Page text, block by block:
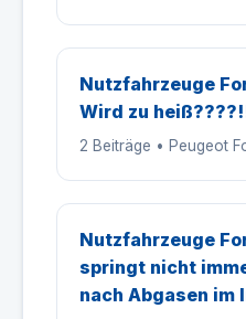
Nutzfahrzeuge
Wird zu
2 Beiträge • Peugeot
Nutzfahrzeuge
springt nicht
nach Abgasen im